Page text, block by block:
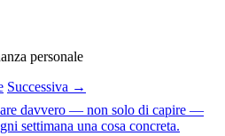
personale
Successiva →
davvero — non solo di capire —
settimana una cosa concreta.